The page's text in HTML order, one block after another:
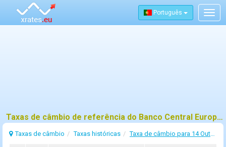
Português
Taxas de câmbio de referência do Banco Central Europeu (BCE) para 14 outubro 2022
Taxas de câmbio Taxas históricas Taxa de câmbio para 14 Outubro 2022